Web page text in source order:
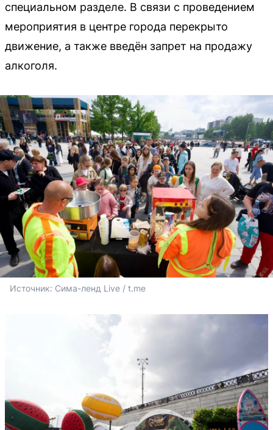
специальном разделе. В связи с проведением
мероприятия в центре города перекрыто
движение, а также введён запрет на продажу
алкоголя.
Источник: Сима-ленд Live / t.me